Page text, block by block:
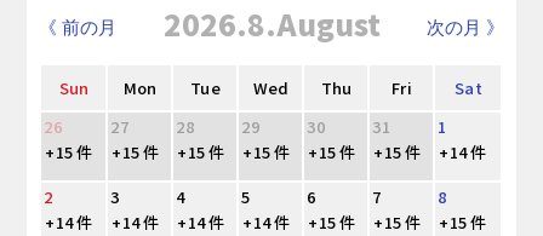
《 前の月 次の月 》
2026.8.August
Sun Mon Tue Wed Thu Fri
Sat
26
27 28 29 30 31
1
+15 件
+15 件 +15 件 +15 件 +15 件 +15 件
+14 件
2
3 4 5 6 7
8
+14 件
+14 件 +14 件 +14 件 +15 件 +15 件
+15 件